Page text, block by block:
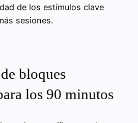
de los estímulos clave
sesiones.
bloques
los 90 minutos